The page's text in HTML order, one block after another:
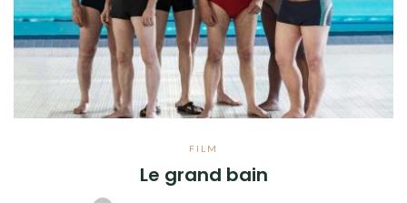
FILM
Le grand bain